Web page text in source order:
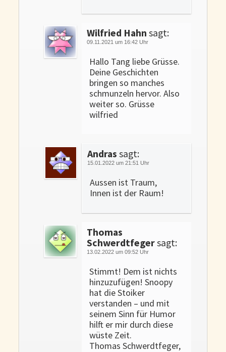
Wilfried Hahn sagt:
09.11.2021 um 16:42 Uhr
Hallo Tang liebe Grüsse.
Deine Geschichten
bringen so manches
schmunzeln hervor. Also
weiter so. Grüsse
wilfried
Andras sagt:
15.01.2022 um 21:51 Uhr
Aussen ist Traum,
Innen ist der Raum!
Thomas
Schwerdtfegersagt:
13.02.2022 um 09:52 Uhr
Stimmt! Dem ist nichts
hinzuzufügen! Snoopy
hat die Stoiker
verstanden – und mit
seinem Sinn für Humor
hilft er mir durch diese
wüste Zeit.
Thomas Schwerdtfeger,